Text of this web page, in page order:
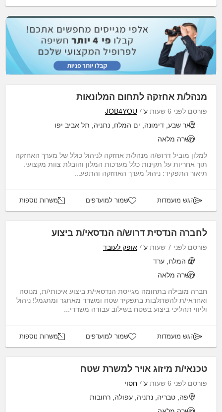
מנהל/ת אחזקה לתחום המלונאות
פורסם לפני 6 שעות ע"י JOB4YOU
באר שבע, דימונה, ים המלח, נתניה, תל אביב יפו
משרה מלאה
למלון מוביל דרוש/ה מנהל/ת אחזקה לניהול כולל של מערך האחזקה
תוך אחריות על תקינות כלל מערכות המלון והובלת צוות מקצועי.
תיאור התפקיד: ניהול מערך האחזקה והתפע...
הגש מועמדות שמור למועדפים משרות נוספות
לחברה הנדסית דרוש/ה הנדסאי/ת ביצוע
פורסם לפני 7 שעות ע"י אופק לעובד
ים המלח, ערד
משרה מלאה
חברה מובילה בתחומה מגייסת הנדסאי/ת ביצוע איכותי/ת, מנוסה
ואחראי/ת להשתלבות בתפקיד שטח ומשרד מאתגר ומתגמל! ניהול
וליווי תהליכי ביצוע בשטח בשילוב עבודה משרדי...
הגש מועמדות שמור למועדפים משרות נוספות
טכנאי/ת מיזוג אויר למשרת שטח
פורסם לפני 6 שעות ע"י חסוי
חיפה, טבריה, נתניה, עפולה, רחובות